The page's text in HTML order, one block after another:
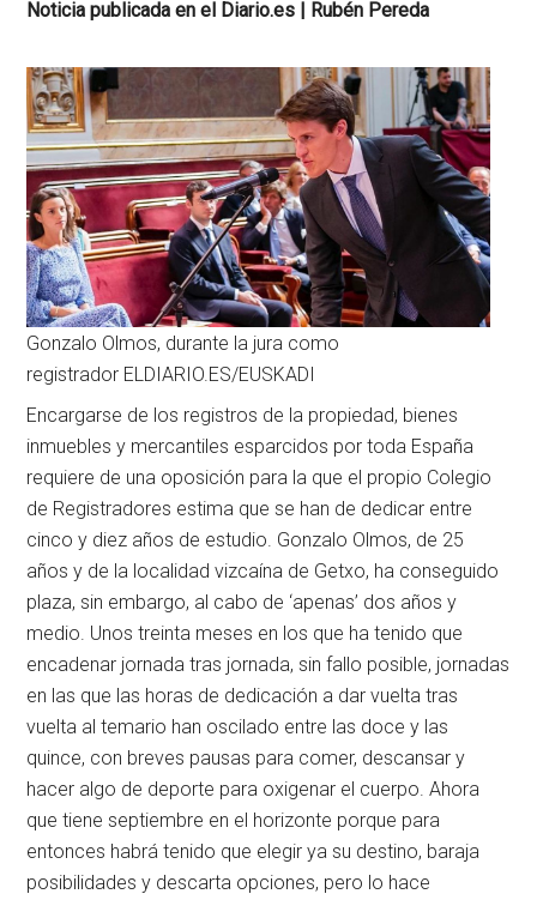
Noticia publicada en el Diario.es | Rubén Pereda
Gonzalo Olmos, durante la jura como
registrador ELDIARIO.ES/EUSKADI
Encargarse de los registros de la propiedad, bienes
inmuebles y mercantiles esparcidos por toda España
requiere de una oposición para la que el propio Colegio
de Registradores estima que se han de dedicar entre
cinco y diez años de estudio. Gonzalo Olmos, de 25
años y de la localidad vizcaína de Getxo, ha conseguido
plaza, sin embargo, al cabo de ‘apenas’ dos años y
medio. Unos treinta meses en los que ha tenido que
encadenar jornada tras jornada, sin fallo posible, jornadas
en las que las horas de dedicación a dar vuelta tras
vuelta al temario han oscilado entre las doce y las
quince, con breves pausas para comer, descansar y
hacer algo de deporte para oxigenar el cuerpo. Ahora
que tiene septiembre en el horizonte porque para
entonces habrá tenido que elegir ya su destino, baraja
posibilidades y descarta opciones, pero lo hace